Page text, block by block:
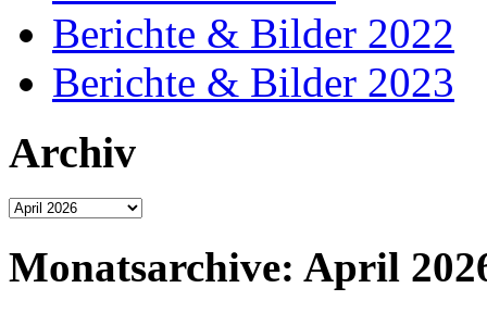
Berichte & Bilder 2022
Berichte & Bilder 2023
Archiv
Archiv
Monatsarchive: April